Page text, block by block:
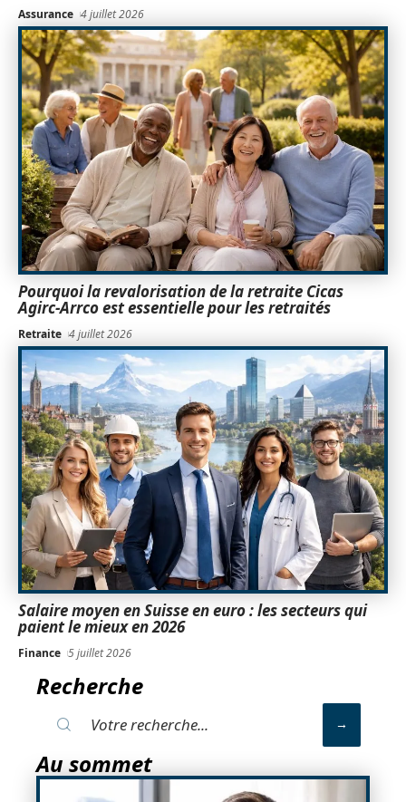
Assurance 4 juillet 2026
Pourquoi la revalorisation de la retraite Cicas
Agirc-Arrco est essentielle pour les retraités
Retraite 4 juillet 2026
Salaire moyen en Suisse en euro : les secteurs qui
paient le mieux en 2026
Finance 5 juillet 2026
Recherche
Au sommet